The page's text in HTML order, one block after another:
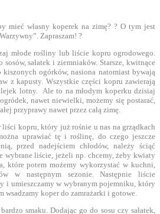
mieć własny koperek na zimę? ? O tym jest
Zapraszam! ?
młode rośliny lub liście kopru ogrodowego.
sałatek i ziemniaków. Starsze, kwitnące
ogórków, nasiona natomiast bywają
z kapusty. Wszystkie części kopru zawierają
lotny. Ale to na młodym koperku dzisiaj
nawet niewielki, możemy się postarać,
przyprawy nawet przez całą zimę.
liści kopru, który już rośnie u nas na grządkach
uprawiać tę i roślinę, do czego jeszcze
przed nadejściem chłodów, należy ściąć
wybrane liście, jeżeli np. chcemy, żeby kwiaty
które potem możemy wykorzystać w kuchni,
w następnym sezonie. Następnie liście
i umieszczamy w wybranym pojemniku, który
wsadzamy koper do zamrażarki i gotowe.
smaku. Dodając go do sosu czy sałatek,